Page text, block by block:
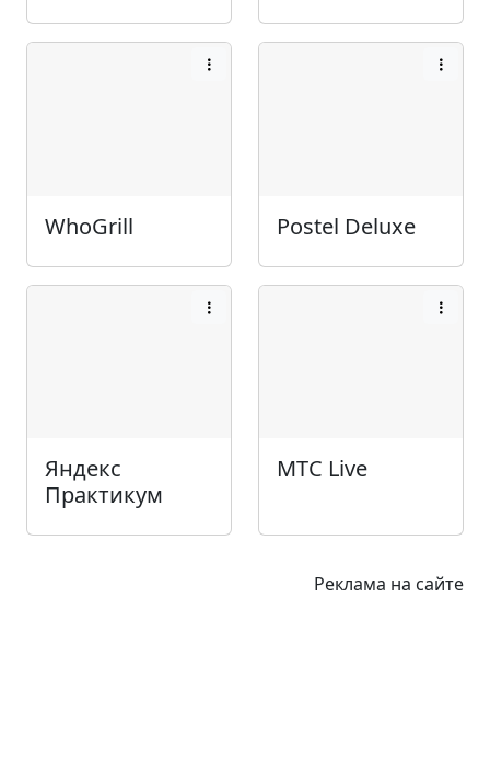
WhoGrill Postel Deluxe
Яндекс
Практикум
МТС Live
Реклама на сайте